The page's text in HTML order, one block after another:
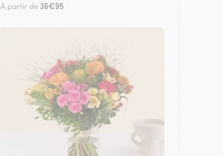
À partir de 36€95